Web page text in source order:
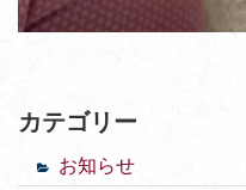
カテゴリー
お知らせ